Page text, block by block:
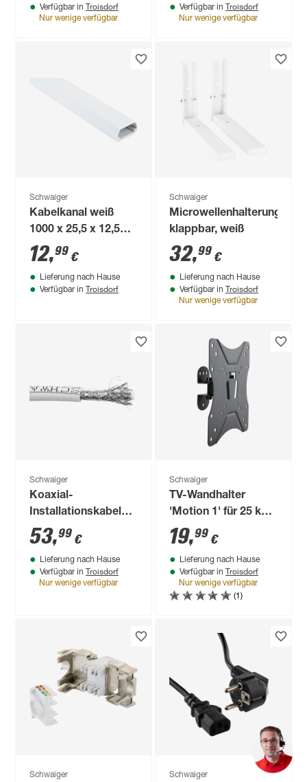
Verfügbar in Troisdorf
Nur wenige verfügbar
Verfügbar in Troisdorf
Nur wenige verfügbar
Schwaiger
Kabelkanal weiß
1000 x 25,5 x 12,5
mm 3 Stück
12,99 €
Lieferung nach Hause
Verfügbar in Troisdorf
Schwaiger
Microwellenhalterung
klappbar, weiß
32,99 €
Lieferung nach Hause
Verfügbar in Troisdorf
Nur wenige verfügbar
Schwaiger
Koaxial-
Installationskabel
110 dB 50 m
53,99 €
Lieferung nach Hause
Verfügbar in Troisdorf
Nur wenige verfügbar
Schwaiger
TV-Wandhalter
'Motion 1' für 25 kg
Gewicht neigbar
schwenkbar
19,99 €
Lieferung nach Hause
Verfügbar in Troisdorf
Nur wenige verfügbar
(1)
Schwaiger Schwaiger